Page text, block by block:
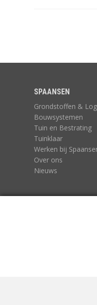
SPAANSEN
Grondstoffen &
Bouwsystemen
Tuin en Bestrating
Tuinklaar
Werken bij
Over ons
Nieuws